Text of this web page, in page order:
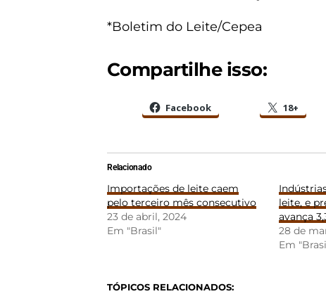
*Boletim do Leite/Cepea
Compartilhe isso:
Facebook 18+
Relacionado
Importações de leite caem
pelo terceiro mês consecutivo
23 de abril, 2024
Em "Brasil"
leite, e
avança
28 de
Em
TÓPICOS RELACIONADOS: